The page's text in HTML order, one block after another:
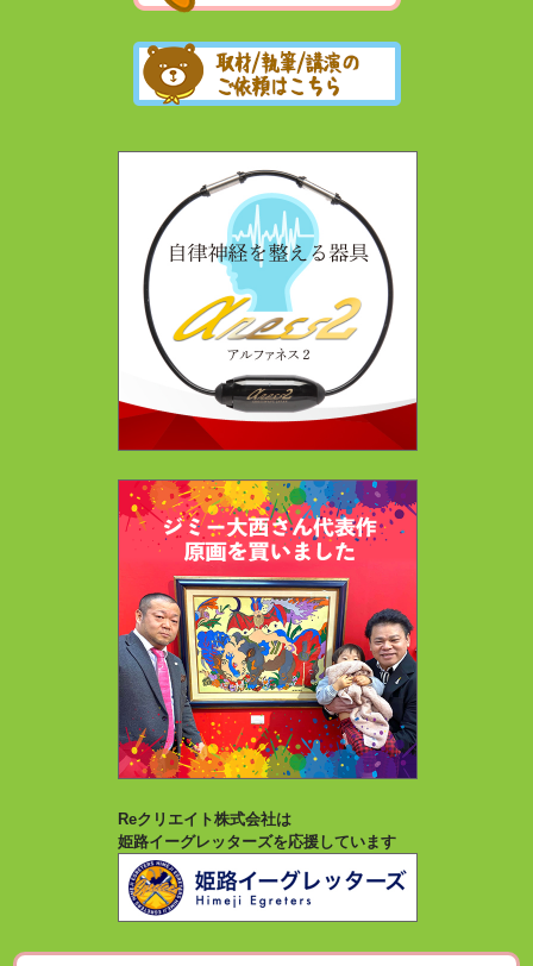
Reクリエイト株式会社は
姫路イーグレッターズを応援しています